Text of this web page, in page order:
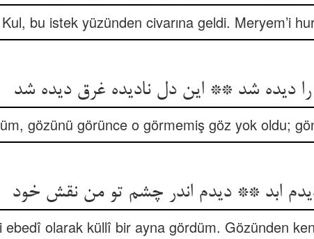
Kul, bu istek yüzünden civarına geldi. Meryem’i
دیده شد ** این دل نادیده غرق دیده شد
gözünü görünce o görmemiş göz yok oldu;
ابد ** دیدم اندر چشم تو من نقش خود
ebedî olarak küllî bir ayna gördüm. Gözünden